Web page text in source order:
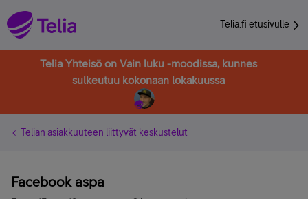
Telia.fi etusivulle
Telia Yhteisö on Vain luku -moodissa, kunnes
sulkeutuu kokonaan lokakuussa
Telian asiakkuuteen liittyvät keskustelut
Facebook aspa